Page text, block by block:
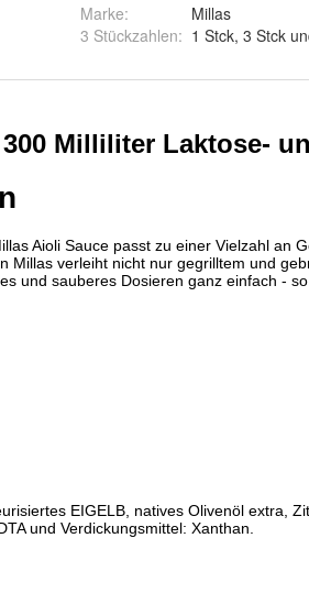
Marke:
Millas
3 Stückzahlen: